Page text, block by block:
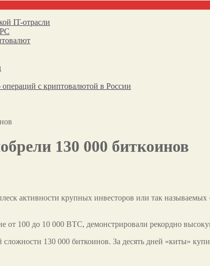
IT-отрасли
с криптовалютой в России
130 000 биткоинов
активности крупных инвесторов или так
от 100 до 10 000 BTC, демонстрировали рекордно
130 000 биткоинов. За десять дней «киты»